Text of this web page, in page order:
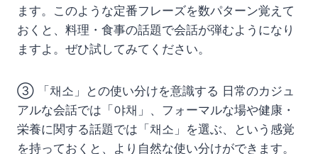
ます。このような定番フレーズを数パターン覚えて
おくと、料理・食事の話題で会話が弾むようになり
ますよ。ぜひ試してみてください。
③ 「채소」との使い分けを意識する 日常のカジュ
アルな会話では「야채」、フォーマルな場や健康・
栄養に関する話題では「채소」を選ぶ、という感覚
を持っておくと、より自然な使い分けができます。